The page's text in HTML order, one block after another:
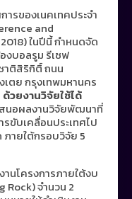
ารของเนคเทคประจำ
and
ในปีนี้ กำหนดจัด
งบอลรูม รีเซฟ
าติสิริกิติ์ ถนน
ตย กรุงเทพมหานคร
ด้วยงานวิจัยใช้ได้
สนอผลงานวิจัยพัฒนาที่
ขับเคลื่อนประเทศไป
ภายใต้กรอบวิจัย 5
านโครงการภายใต้งบ
จำนวน 2